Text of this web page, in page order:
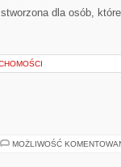
dla osób,
MOŻLIWOŚĆ